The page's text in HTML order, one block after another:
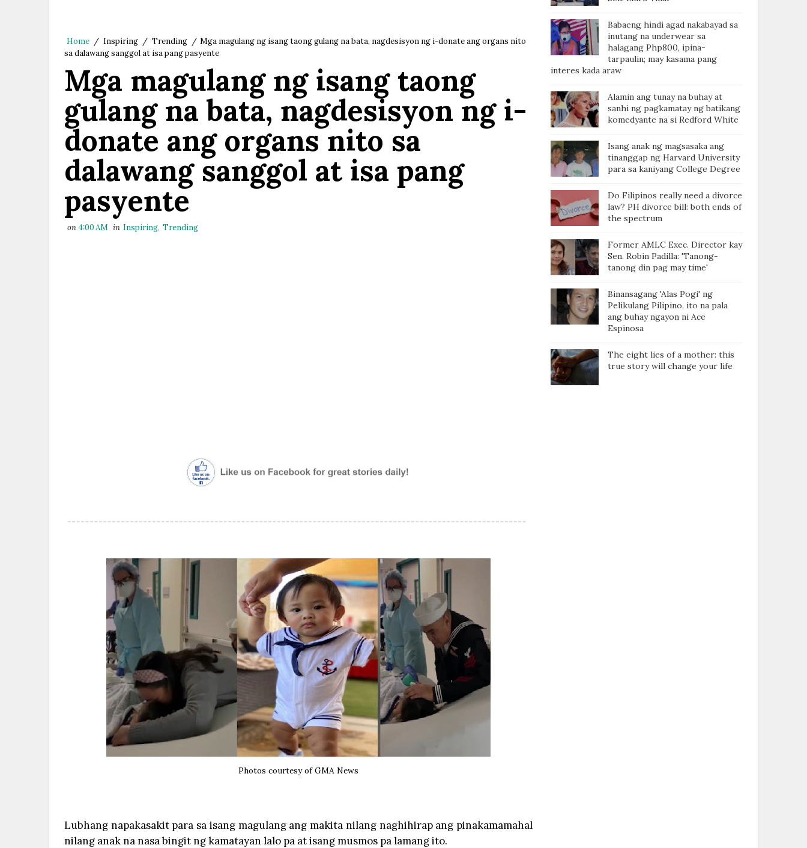
Home / Inspiring / Trending / Mga magulang ng isang taong gulang na bata, nagdesisyon ng i-donate ang organs nito
sa dalawang sanggol at isa pang pasyente
Mga magulang ng isang taong
gulang na bata, nagdesisyon ng i-
donate ang organs nito sa
dalawang sanggol at isa pang
pasyente
on4:00 AM in Inspiring, Trending
Photos courtesy of GMA News
Lubhang napakasakit para sa isang magulang ang makita nilang naghihirap ang pinakamamahal
nilang anak na nasa bingit ng kamatayan lalo pa at isang musmos pa lamang ito.
Babaeng hindi agad nakabayad sa
inutang na underwear sa
halagang Php800, ipina-
tarpaulin; may kasama pang
interes kada araw
Alamin ang tunay na buhay at
sanhi ng pagkamatay ng batikang
komedyante na si Redford White
Isang anak ng magsasaka ang
tinanggap ng Harvard University
para sa kaniyang College Degree
Do Filipinos really need a divorce
law? PH divorce bill: both ends of
the spectrum
Former AMLC Exec. Director kay
Sen. Robin Padilla: 'Tanong-
tanong din pag may time'
Binansagang 'Alas Pogi' ng
Pelikulang Pilipino, ito na pala
ang buhay ngayon ni Ace
Espinosa
The eight lies of a mother: this
true story will change your life